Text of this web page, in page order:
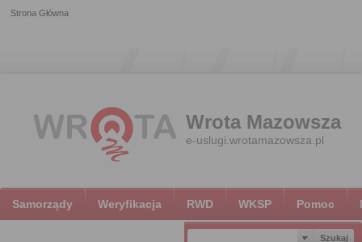
Strona Główna
Wrota Mazowsza
e-uslugi.wrotamazowsza.pl
Samorządy Weryfikacja RWD WKSP Pomoc